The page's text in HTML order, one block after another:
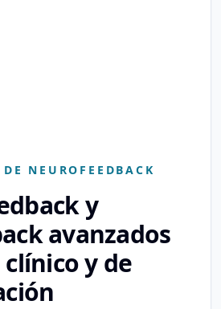
NEUROFEEDBACK
y
avanzados
y de